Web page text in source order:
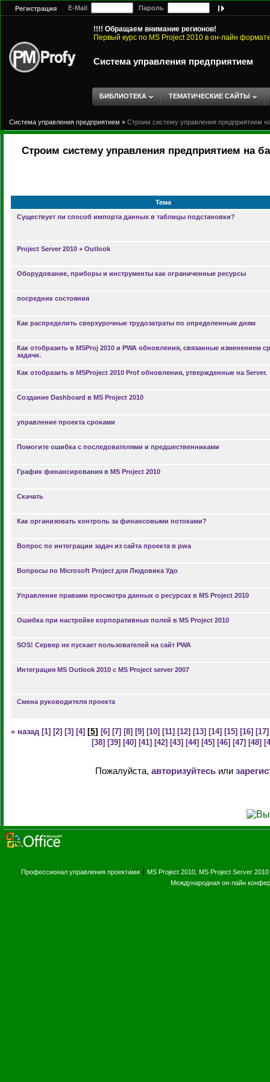
Регистрация E-Mail Пароль
!!!! Обращаем внимание регионов!
Первый курс по MS Project 2010 в он-лайн
Система управления предприятием
БИБЛИОТЕКА ТЕМАТИЧЕСКИЕ САЙТЫ
Система управления предприятием » Строим систему управления предприятием
Строим систему управления предприятием на
Тема
Существует ли способ импорта данных в таблицы подстановки?
Project Server 2010 + Outlook
Оборудование, приборы и инструменты как ограниченные ресурсы
посредник состояния
Как распределить сверхурочные трудозатраты по определенным дням
Как отобразить в MSProj 2010 и PWA обновления, связанные изменением
задачи.
Как отобразить в MSProject 2010 Prof обновления, утвержденные на Server.
Создание Dashboard в MS Project 2010
управление проекта сроками
Помогите ошибка с последователями и предшественниками
График финансирования в MS Project 2010
Скачать
Как организовать контроль за финансовыми потоками?
Вопрос по интеграции задач из сайта проекта в pwa
Вопросы по Microsoft Project для Людовика Удо
Управление правами просмотра данных о ресурсах в MS Project 2010
Ошибка при настройке корпоративных полей в MS Project 2010
SOS! Сервер не пускает пользователей на сайт PWA
Интеграция MS Outlook 2010 c MS Project server 2007
Смена руководителя проекта
« назад [1] [2] [3] [4] [5] [6] [7] [8] [9] [10] [11] [12] [13] [14] [15] [16] [17]
[38] [39] [40] [41] [42] [43] [44] [45] [46] [47] [48]
Пожалуйста, авторизуйтесьили
Профессионал управления проектами MS Project 2010, MS Project Server 2010
Международная он-лайн